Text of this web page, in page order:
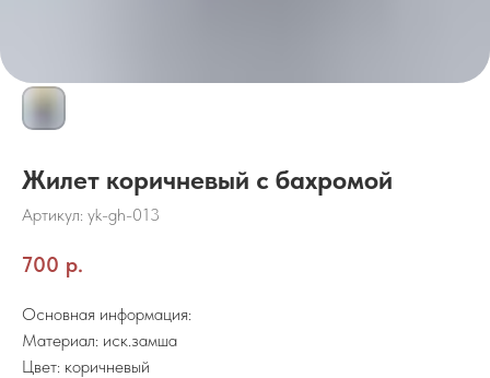
Жилет коричневый с бахромой
Артикул: yk-gh-013
700 р.
Основная информация:
Материал: иск.замша
Цвет: коричневый